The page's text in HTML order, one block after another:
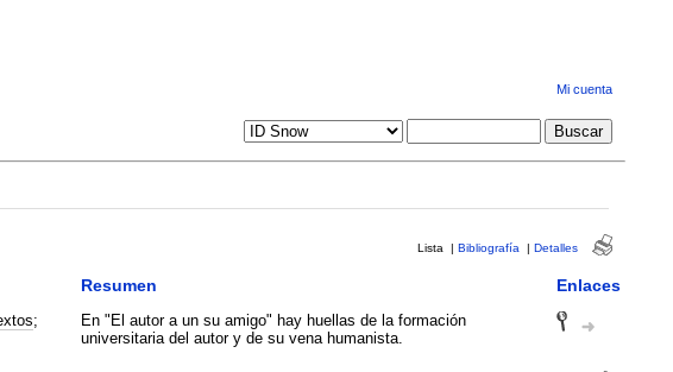
Mi cuenta
Lista | Bibliografía | Detalles
Resumen Enlaces
;
En "El autor a un su amigo" hay huellas de la formación
universitaria del autor y de su vena humanista.